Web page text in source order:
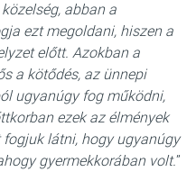
abban a
ezt megoldani, hiszen a
előtt. Azokban a
a kötődés, az ünnepi
ugyanúgy fog működni,
ezek az élmények
fogjuk látni, hogy ugyanúgy
gyermekkorában volt.”